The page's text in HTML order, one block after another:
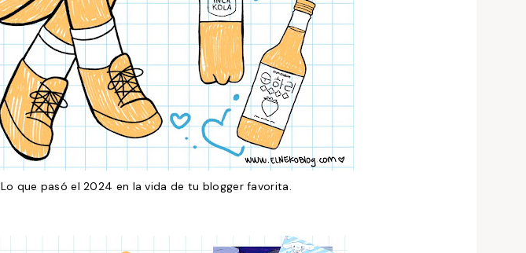
Lo que pasó el 2024 en la vida de tu blogger favorita.